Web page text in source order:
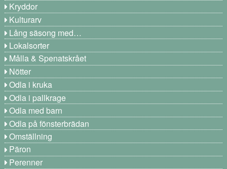
Kryddor
Kulturarv
Lång säsong med…
Lokalsorter
Målla & Spenatskrået
Nötter
Odla i kruka
Odla i pallkrage
Odla med barn
Odla på fönsterbrädan
Omställning
Päron
Perenner